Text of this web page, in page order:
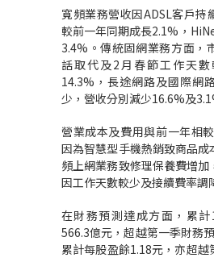
寬頻業務營收因ADSL客戶持
較前一年同期成長2.1%，
3.4%。傳統固網業務方面，
話取代及2月春節工作天
14.3%，長途網路及國際網
少，營收分別減少16.6%及
營業成本及費用與前一年相
因為智慧型手機熱銷致商品成
頻上網業務致修理保養費增
因工作天數較少及接續費率調
在財務預測達成方面，累
566.3億元，超越第一季財務
累計每股盈餘1.18元，亦超